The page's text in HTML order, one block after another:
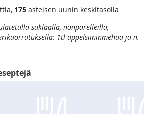
175asteisen uunin keskitasolla
suklaalla, nonparelleillä,
1tl appelsiininmehua ja n.